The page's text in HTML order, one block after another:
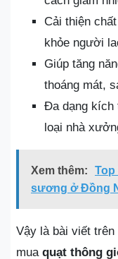
Cải thiện
khỏe người
Giúp tăng
thoáng mát,
Đa dạng kích
loại nhà
Xem thêm:
Top
sương ở Đồng
Vậy là bài viết
mua quạt thông